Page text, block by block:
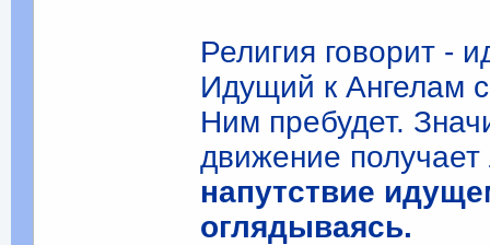
Религия говорит -
Идущий к Ангелам
Ним пребудет.
движение
напутствие
оглядываясь.